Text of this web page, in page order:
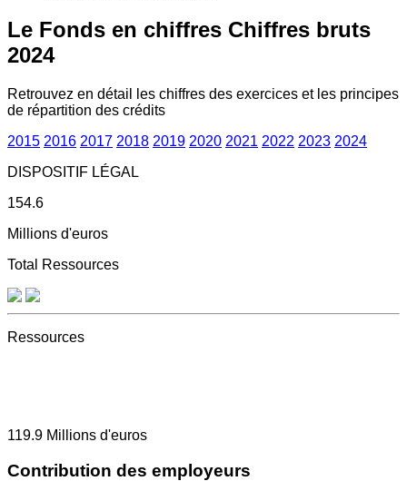
Le Fonds en chiffres Chiffres bruts
2024
Retrouvez en détail les chiffres des exercices et les principes
de répartition des crédits
2015 2016 2017 2018 2019 2020 2021 2022 2023 2024
DISPOSITIF LÉGAL
154.6
Millions d'euros
Total Ressources
Ressources
119.9 Millions d'euros
Contribution des employeurs